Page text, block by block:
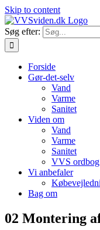
Skip to content
Søg efter:
Forside
Gør-det-selv
Vand
Varme
Sanitet
Viden om
Vand
Varme
Sanitet
VVS
Vi anbefaler
Bag om
02 Montering